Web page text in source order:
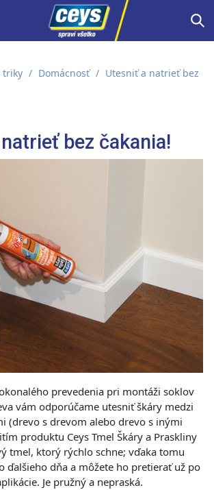
triky / Domácnosť / Utesniť a natrieť bez
bez čakania!
prevedenia pri montáži soklov
vám odporúčame utesniť škáry medzi
(drevo s drevom alebo drevo s inými
produktu Ceys Tmel Škáry a Praskliny
tmel, ktorý rýchlo schne; vďaka tomu
ďalšieho dňa a môžete ho pretierať už po
Je pružný a nepraská.